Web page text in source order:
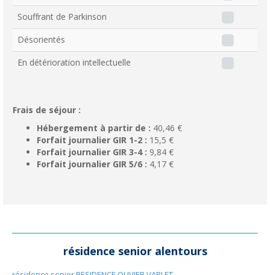
Souffrant de Parkinson
Désorientés
En détérioration intellectuelle
Frais de séjour :
Hébergement à partir de : 40,46 €
Forfait journalier GIR 1-2 : 15,5 €
Forfait journalier GIR 3-4 : 9,84 €
Forfait journalier GIR 5/6 : 4,17 €
résidence senior alentours